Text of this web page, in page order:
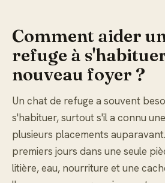
Comment aider
refuge à
nouveau foyer ?
Un chat de refuge a souvent
s'habituer, surtout s'il a connu
plusieurs placements
premiers jours dans une seule
litière, eau, nourriture et une